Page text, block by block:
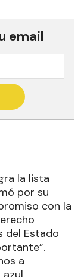
email
la lista
por su
con la
del Estado
a